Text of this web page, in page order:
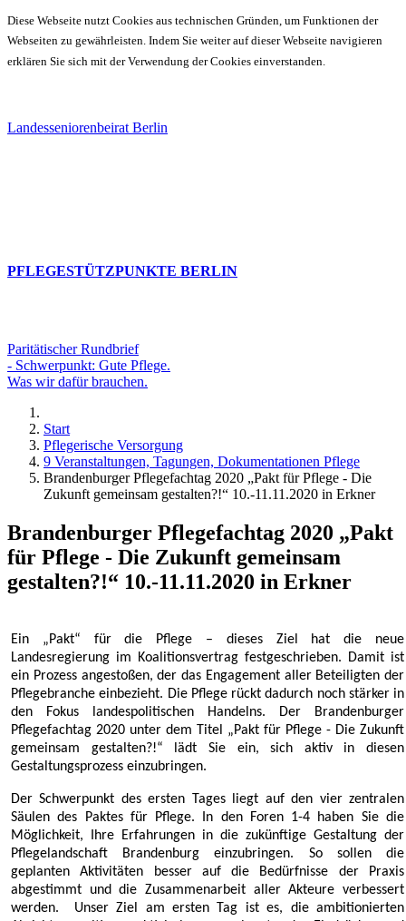
Diese Webseite nutzt Cookies aus technischen Gründen, um Funktionen der
Webseiten zu gewährleisten. Indem Sie weiter auf dieser Webseite navigieren
erklären Sie sich mit der Verwendung der Cookies einverstanden.
Landesseniorenbeirat Berlin
PFLEGESTÜTZPUNKTE BERLIN
Paritätischer Rundbrief
- Schwerpunkt: Gute Pflege.
Was wir dafür brauchen.
Start
Pflegerische Versorgung
9 Veranstaltungen, Tagungen, Dokumentationen Pflege
Brandenburger Pflegefachtag 2020 „Pakt für Pflege - Die
Zukunft gemeinsam gestalten?!“ 10.-11.11.2020 in Erkner
Brandenburger Pflegefachtag 2020 „Pakt
für Pflege - Die Zukunft gemeinsam
gestalten?!“ 10.-11.11.2020 in Erkner
Ein „Pakt“ für die Pflege – dieses Ziel hat die neue
Landesregierung im Koalitionsvertrag festgeschrieben. Damit ist
ein Prozess angestoßen, der das Engagement aller Beteiligten der
Pflegebranche einbezieht. Die Pflege rückt dadurch noch stärker in
den Fokus landespolitischen Handelns. Der Brandenburger
Pflegefachtag 2020 unter dem Titel „Pakt für Pflege - Die Zukunft
gemeinsam gestalten?!“ lädt Sie ein, sich aktiv in diesen
Gestaltungsprozess einzubringen.
Der Schwerpunkt des ersten Tages liegt auf den vier zentralen
Säulen des Paktes für Pflege. In den Foren 1-4 haben Sie die
Möglichkeit, Ihre Erfahrungen in die zukünftige Gestaltung der
Pflegelandschaft Brandenburg einzubringen. So sollen die
geplanten Aktivitäten besser auf die Bedürfnisse der Praxis
abgestimmt und die Zusammenarbeit aller Akteure verbessert
werden. Unser Ziel am ersten Tag ist es, die ambitionierten